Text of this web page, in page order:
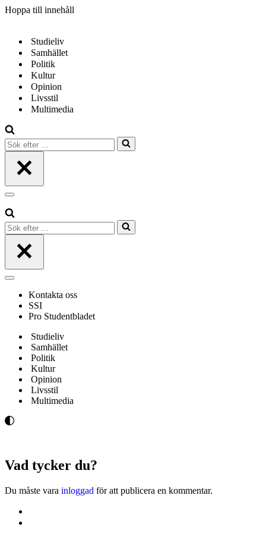
Hoppa till innehåll
Studieliv
Samhället
Politik
Kultur
Opinion
Livsstil
Multimedia
Sök
efter
Navigeringsmeny
Sök
efter
Navigeringsmeny
Kontakta oss
SSI
Pro Studentbladet
Studieliv
Samhället
Politik
Kultur
Opinion
Livsstil
Multimedia
Vad tycker du?
Du måste vara inloggad för att publicera en kommentar.